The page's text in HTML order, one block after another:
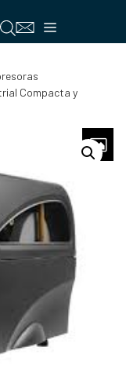
Menú
Compacta y